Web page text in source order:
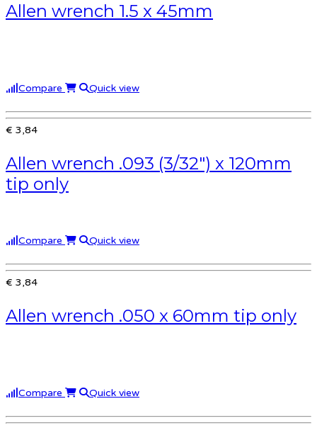
Allen wrench 1.5 x 45mm
Compare Quick view
€ 3,84
Allen wrench .093 (3/32″) x 120mm
tip only
Compare Quick view
€ 3,84
Allen wrench .050 x 60mm tip only
Compare Quick view